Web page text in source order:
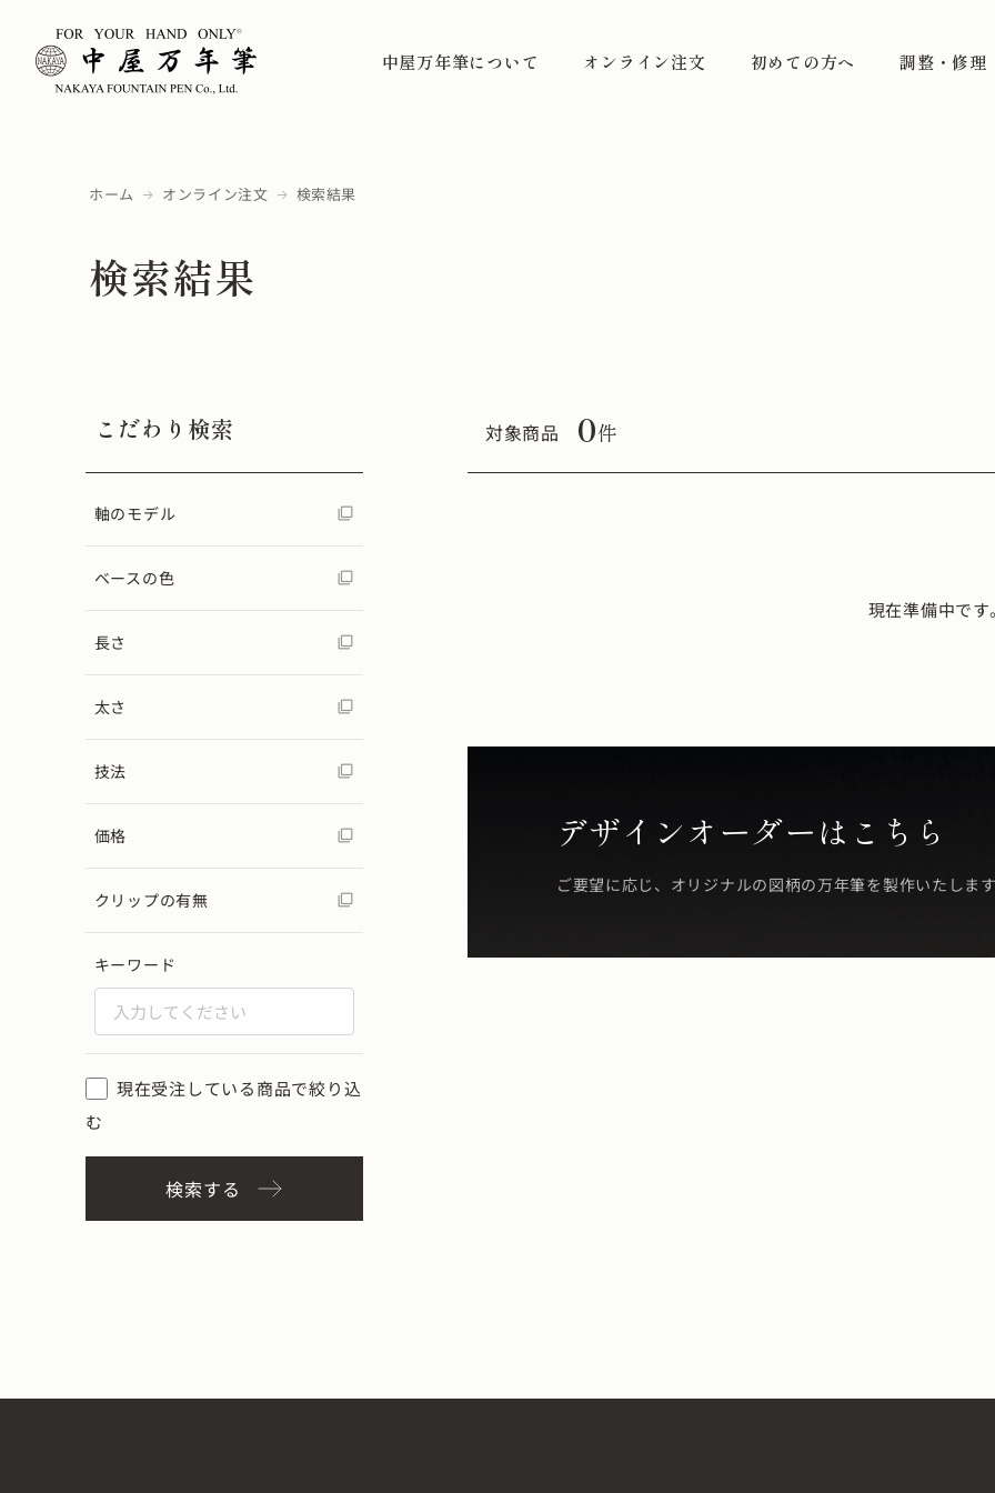
中屋万年筆について オンライン注文 初めての方へ 調整・修理
ホーム オンライン注文 検索結果
検索結果
こだわり検索
軸のモデル
ベースの色
長さ
太さ
技法
価格
クリップの有無
キーワード
現在受注している商品で絞り込
む
検索する
対象商品 0件
現在準備中です
デザインオーダーはこちら
ご要望に応じ、オリジナルの図柄の万年筆を製作いたしま